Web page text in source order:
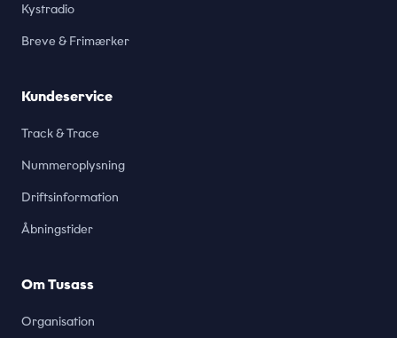
Kystradio
Breve & Frimærker
Kundeservice
Track & Trace
Nummeroplysning
Driftsinformation
Åbningstider
Om Tusass
Organisation